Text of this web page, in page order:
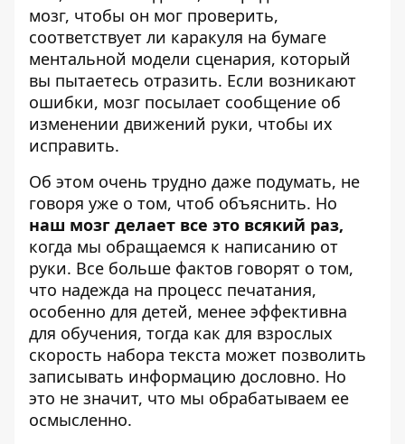
мозг, чтобы он мог проверить,
соответствует ли каракуля на бумаге
ментальной модели сценария, который
вы пытаетесь отразить. Если возникают
ошибки, мозг посылает сообщение об
изменении движений руки, чтобы их
исправить.
Об этом очень трудно даже подумать, не
говоря уже о том, чтоб объяснить. Но
наш мозг делает все это всякий раз,
когда мы обращаемся к написанию от
руки. Все больше фактов говорят о том,
что надежда на процесс печатания,
особенно для детей, менее эффективна
для обучения, тогда как для взрослых
скорость набора текста может позволить
записывать информацию дословно. Но
это не значит, что мы обрабатываем ее
осмысленно.